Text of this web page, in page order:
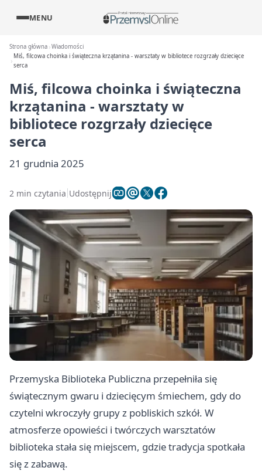
MENU
Strona główna Wiadomości
Miś, filcowa choinka i świąteczna krzątanina - warsztaty w bibliotece rozgrzały dziecięce
serca
Miś, filcowa choinka i świąteczna
krzątanina - warsztaty w
bibliotece rozgrzały dziecięce
serca
21 grudnia 2025
2 min czytania Udostępnij
Przemyska Biblioteka Publiczna przepełniła się
świątecznym gwaru i dziecięcym śmiechem, gdy do
czytelni wkroczyły grupy z pobliskich szkół. W
atmosferze opowieści i twórczych warsztatów
biblioteka stała się miejscem, gdzie tradycja spotkała
się z zabawą.